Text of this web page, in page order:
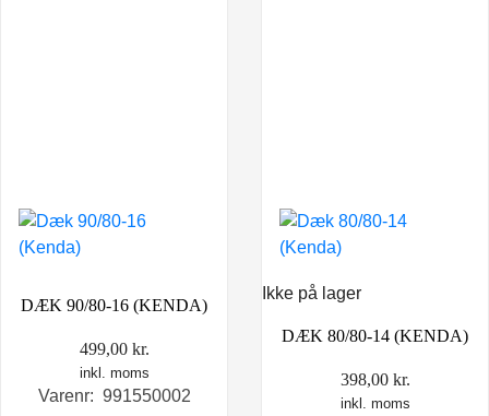
DÆK 90/80-16 (KENDA)
499,00 kr.
inkl. moms
Varenr: 991550002
Ikke på lager
DÆK 80/80-14 (KENDA)
398,00 kr.
inkl. moms